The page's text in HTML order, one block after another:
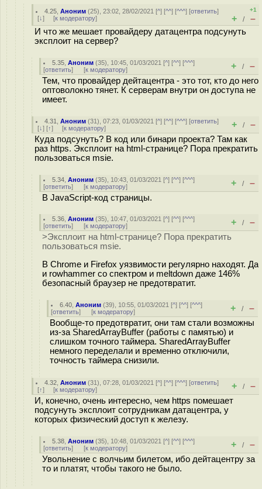
4.25 ,Аноним (25), 23:02, 28/02/2021 [^] [^^] [^^^] [ответить]
[↓] [к модератору]
+1
+ / –
И что же мешает провайдеру датацентра подсунуть
эксплоит на сервер?
5.35 ,Аноним (35), 10:45, 01/03/2021 [^] [^^] [^^^]
[ответить] [к модератору] + / –
Тем, что провайдер дейтацентра - это тот, кто до него
оптоволокно тянет. К серверам внутри он доступа не
имеет.
4.31 ,Аноним (31), 07:23, 01/03/2021 [^] [^^] [^^^] [ответить]
[↓] [↑] [к модератору] + / –
Куда подсунуть? В код или бинари проекта? Там как
раз https. Эксплоит на html-странице? Пора прекратить
пользоваться msie.
5.34 ,Аноним (35), 10:43, 01/03/2021 [^] [^^] [^^^]
[ответить] [к модератору] + / –
В JavaScript-код страницы.
5.36 ,Аноним (35), 10:47, 01/03/2021 [^] [^^] [^^^]
[ответить] [к модератору] + / –
>Эксплоит на html-странице? Пора прекратить
пользоваться msie.
В Chrome и Firefox уязвимости регулярно находят. Да
и rowhammer со спектром и meltdown даже 146%
безопасный браузер не предотвратит.
6.40 ,Аноним (39), 10:55, 01/03/2021 [^] [^^] [^^^]
[ответить] [к модератору] + / –
Вообще-то предотвратит, они там стали возможны
из-за SharedArrayBuffer (работы с памятью) и
слишком точного таймера. SharedArrayBuffer
немного переделали и временно отключили,
точность таймера снизили.
4.32 ,Аноним (31), 07:28, 01/03/2021 [^] [^^] [^^^] [ответить]
[↑] [к модератору] + / –
И, конечно, очень интересно, чем https помешает
подсунуть эксплоит сотрудникам датацентра, у
которых физический доступ к железу.
5.38 ,Аноним (35), 10:48, 01/03/2021 [^] [^^] [^^^]
[ответить] [к модератору] + / –
Увольнение с волчьим билетом, ибо дейтацентру за
то и платят, чтобы такого не было.